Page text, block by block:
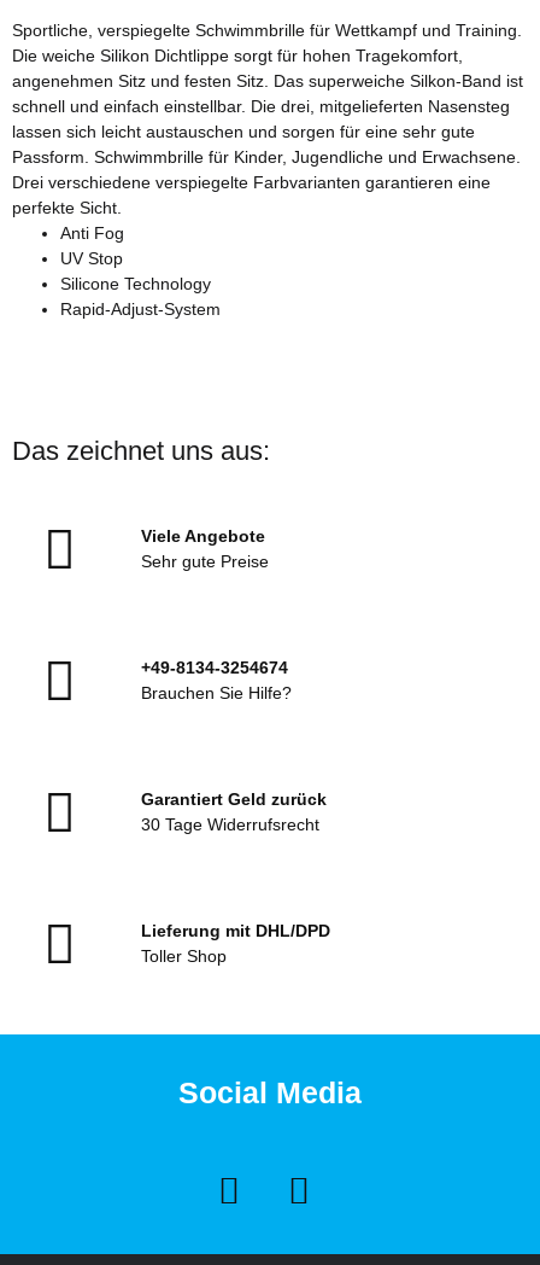
Sportliche, verspiegelte Schwimmbrille für Wettkampf und Training.
Die weiche Silikon Dichtlippe sorgt für hohen Tragekomfort,
angenehmen Sitz und festen Sitz. Das superweiche Silkon-Band ist
schnell und einfach einstellbar. Die drei, mitgelieferten Nasensteg
lassen sich leicht austauschen und sorgen für eine sehr gute
Passform. Schwimmbrille für Kinder, Jugendliche und Erwachsene.
Drei verschiedene verspiegelte Farbvarianten garantieren eine
perfekte Sicht.
Anti Fog
UV Stop
Silicone Technology
Rapid-Adjust-System
Das zeichnet uns aus:
Viele Angebote
Sehr gute Preise
+49-8134-3254674
Brauchen Sie Hilfe?
Garantiert Geld zurück
30 Tage Widerrufsrecht
Lieferung mit DHL/DPD
Toller Shop
Social Media